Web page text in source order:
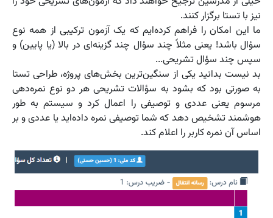
نیز با تستا برگزار کنند.
ما این امکان را فراهم کرده‌ایم که یک آزمون ترکیبی از همه نوع
سؤال باشد! یعنی مثلاً چند سؤال چند گزینه‌ای در بالا (یا پایین) و
سپس چند سؤال تشریحی...
بد نیست بدانید یکی از سنگین‌ترین بخش‌های پروژه، طراحی تستا
به صورتی بود که بشود به سؤالات تشریحی هر دو نوع نمره‌دهی
مرسوم یعنی عددی و توصیفی را اعمال کرد و سیستم به طور
هوشمند تشخیص دهد که شما توصیفی نمره داده‌اید یا عددی و بر
اساس آن نمره کاربر را اعلام کند.